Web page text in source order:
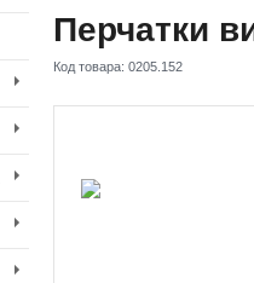
Перчатки
Код товара: 0205.152